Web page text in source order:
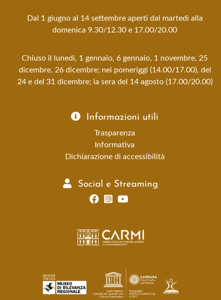
Dal 1 giugno al 14 settembre aperti dal martedì alla
domenica 9.30/12.30 e 17.00/20.00
Chiuso il lunedì, 1 gennaio, 6 gennaio, 1 novembre, 25
dicembre, 26 dicembre; nei pomeriggi (14.00/17.00), del
24 e del 31 dicembre; la sera del 14 agosto (17.00/20.00)
Informazioni utili
Trasparenza
Informativa
Dichiarazione di accessibilità
Social e Streaming